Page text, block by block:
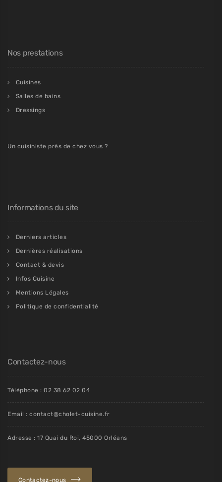
Nos prestations
Cuisines
Salles de bains
Dressings
Un cuisiniste près de chez vous ?
Informations du site
Derniers articles
Dernières réalisations
Contact & devis
Infos Cuisine
Mentions Légales
Politique de confidentialité
Contactez-nous
Téléphone : 02 38 62 02 04
Email : contact@cholet-cuisine.fr
Adresse : 17 Quai du Roi, 45000 Orléans
Contactez-nous